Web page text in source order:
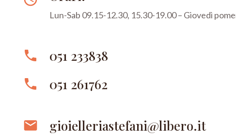
Lun-Sab 09.15-12.30, 15.30-19.00 – Giovedì
phone 051 233838
phone 051 261762
email gioielleriastefani@libero.it